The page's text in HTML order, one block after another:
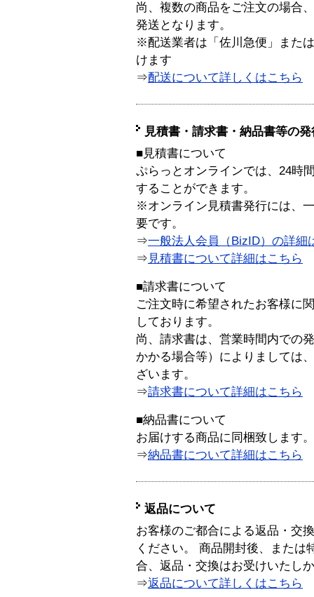
尚、複数の商品をご注文の場合
発送となります。
※配送業者は「佐川急便」また
けます
⇒配送について詳しくはこちら
見積書・請求書・納品書等の
■見積書について
ぷらっとオンラインでは、24時
することができます。
※オンライン見積書発行には、
要です。
⇒一般法人会員（BizID）の詳細
⇒ 見積書について詳細はこちら
■請求書について
ご注文時に希望されたお客様に
しております。
尚、請求書は、営業時間内での
かかる場合等）によりましては
ざいます。
⇒請求書について詳細はこちら
■納品書について
お届けする商品に同梱致します。
⇒納品書について詳細はこちら
返品について
お客様のご都合による返品・交
ください。 商品開封後、または
合、返品・交換はお受けいたし
⇒返品について詳しくはこちら